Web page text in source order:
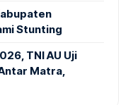
Stunting
TNI AU Uji
Matra,